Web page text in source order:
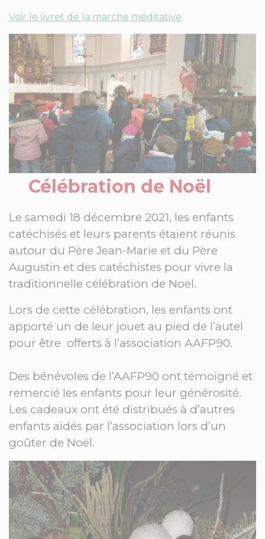
Voir le livret de la marche méditative
Célébration de Noël
Le samedi 18 décembre 2021, les enfants
catéchisés et leurs parents étaient réunis
autour du Père Jean-Marie et du Père
Augustin et des catéchistes pour vivre la
traditionnelle célébration de Noël.
Lors de cette célébration, les enfants ont
apporté un de leur jouet au pied de l’autel
pour être offerts à l’association AAFP90.
Des bénévoles de l’AAFP90 ont témoigné et
remercié les enfants pour leur générosité.
Les cadeaux ont été distribués à d’autres
enfants aidés par l’association lors d’un
goûter de Noël.